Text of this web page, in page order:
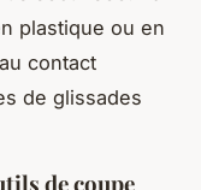
plastique ou en
contact
de glissades
de coupe